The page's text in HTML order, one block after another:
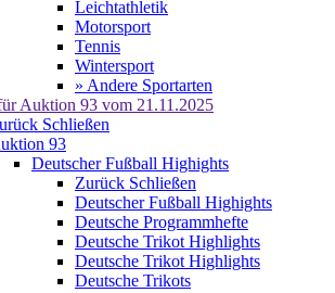
Leichtathletik
Motorsport
Tennis
Wintersport
» Andere Sportarten
Auktion 93 vom 21.11.2025
Schließen
93
Deutscher Fußball Highights
Zurück Schließen
Deutscher Fußball Highights
Deutsche Programmhefte
Deutsche Trikot Highlights
Deutsche Trikot Highlights
Deutsche Trikots